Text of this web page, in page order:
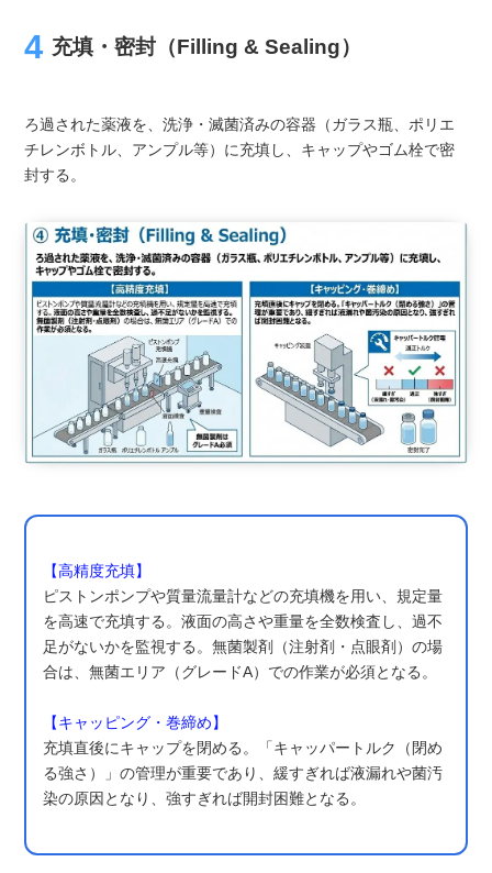
充填・密封（Filling & Sealing）
ろ過された薬液を、洗浄・滅菌済みの容器（ガラス瓶、ポリエ
チレンボトル、アンプル等）に充填し、キャップやゴム栓で密
封する。
【高精度充填】
ピストンポンプや質量流量計などの充填機を用い、規定量
を高速で充填する。液面の高さや重量を全数検査し、過不
足がないかを監視する。無菌製剤（注射剤・点眼剤）の場
合は、無菌エリア（グレードA）での作業が必須となる。
【キャッピング・巻締め】
充填直後にキャップを閉める。「キャッパートルク（閉め
る強さ）」の管理が重要であり、緩すぎれば液漏れや菌汚
染の原因となり、強すぎれば開封困難となる。